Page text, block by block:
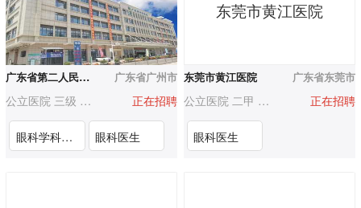
广东省第二人民医院增城医院（广东省水电医院） 广东省广州市
公立医院 三级 500-1000人正在招聘
眼科学科带头人/科主任/科副主任 眼科医生
东莞市黄江医院
东莞市黄江医院 广东省东莞市
公立医院 二甲 500-1000人正在招聘
眼科医生